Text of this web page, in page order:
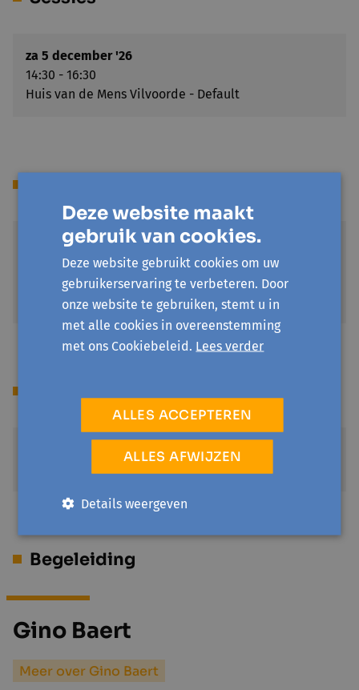
za 5 december '26
14:30 - 16:30
Huis van de Mens Vilvoorde - Default
Huis van de Mens Vilvoorde
Frans Geldersstraat 23
1800 Vilvoorde
Toon op kaart
Begeleiding
Gino Baert
Meer over Gino Baert
Deze website maakt
gebruik van cookies.
Deze website gebruikt cookies om uw
gebruikerservaring te verbeteren. Door
onze website te gebruiken, stemt u in
met alle cookies in overeenstemming
met ons Cookiebeleid. Lees verder
ALLES ACCEPTEREN
ALLES AFWIJZEN
Details weergeven